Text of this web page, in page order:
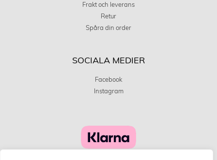
Frakt och leverans
Retur
Spåra din order
SOCIALA MEDIER
Facebook
Instagram